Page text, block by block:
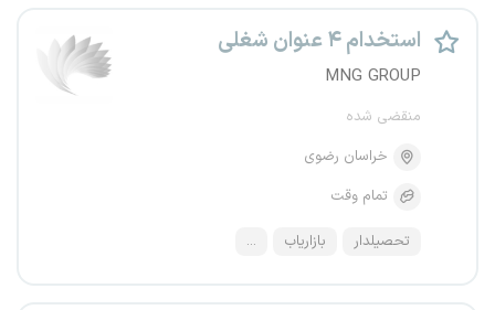
استخدام ۴ عنوان شغلی
MNG GROUP
منقضی شده
خراسان رضوی
تمام وقت
تحصیلدار بازاریاب ...